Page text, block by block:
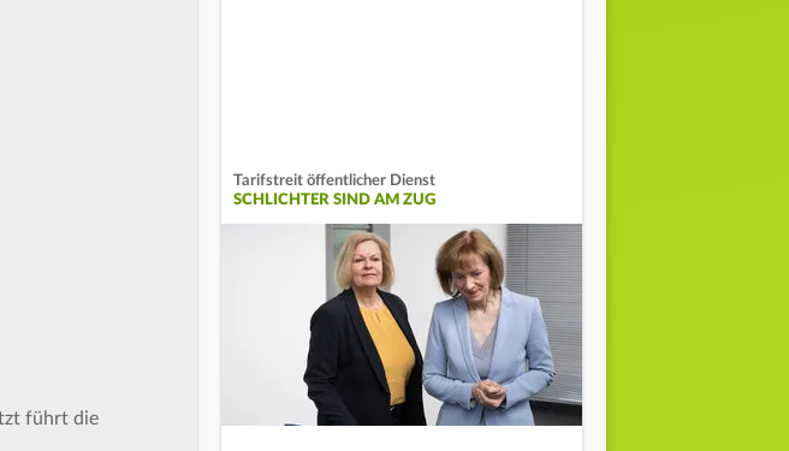
führt die
Tarifstreit öffentlicher Dienst
SCHLICHTER SIND AM ZUG